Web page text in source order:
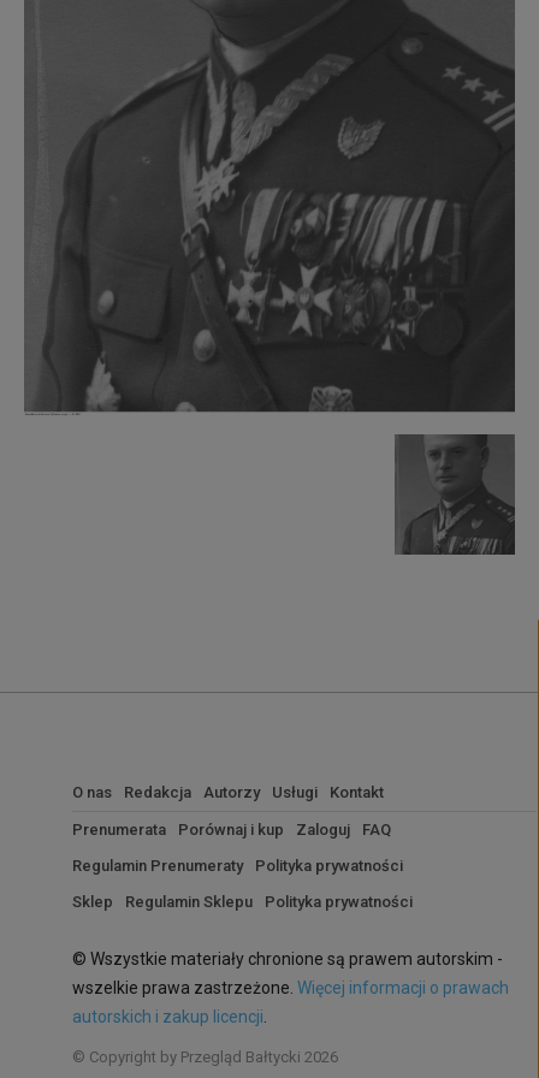
O nas Redakcja Autorzy Usługi Kontakt
Prenumerata Porównaj i kup Zaloguj
FAQ
Regulamin Prenumeraty
Polityka prywatności
Sklep
Regulamin Sklepu Polityka prywatności
© Wszystkie materiały chronione są prawem autorskim -
wszelkie prawa zastrzeżone. Więcej informacji o prawach
autorskich i zakup licencji
© Copyright by Przegląd Bałtycki 2026